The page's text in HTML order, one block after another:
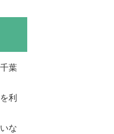
葉
利
な